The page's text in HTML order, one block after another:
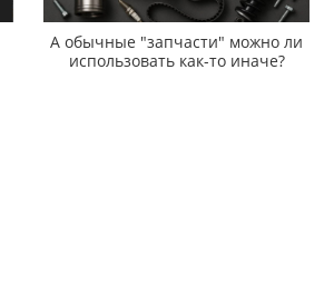
А обычные "запчасти" можно ли
использовать как-то иначе?